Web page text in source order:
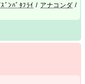
ﾞﾝﾊﾞﾀﾌﾗｲ / アナコンダ /